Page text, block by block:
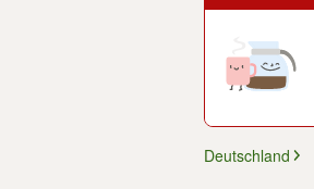
Deutschland